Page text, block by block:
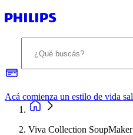
Viva Collection SoupMaker